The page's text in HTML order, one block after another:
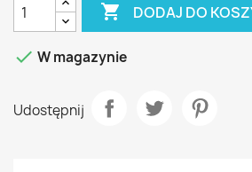
 DODAJ DO
 W magazynie
Udostępnij